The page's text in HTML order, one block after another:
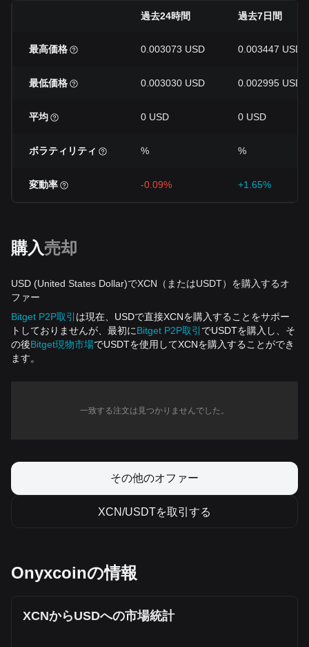
過去24時間 過去7日間
最高価格 0.003073 USD 0.003447 USD
最低価格 0.003030 USD 0.002995 USD
平均 0 USD 0 USD
ボラティリティ % %
変動率 -0.09% +1.65%
購入売却
USD (United States Dollar)でXCN（またはUSDT）を購入するオ
ファー
Bitget P2P取引 は現在、USDで直接XCNを購入することをサポー
トしておりませんが、最初にBitget P2P取引 でUSDTを購入し、そ
の後Bitget現物市場でUSDTを使用してXCNを購入することができ
ます。
一致する注文は見つかりませんでした。
その他のオファー
XCN/USDTを取引する
Onyxcoinの情報
XCNからUSDへの市場統計